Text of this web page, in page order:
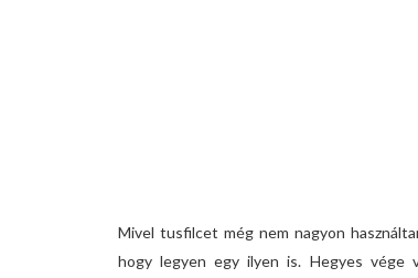
Mivel tusfilcet még nem nagyon
hogy legyen egy ilyen is. Hegyes vége